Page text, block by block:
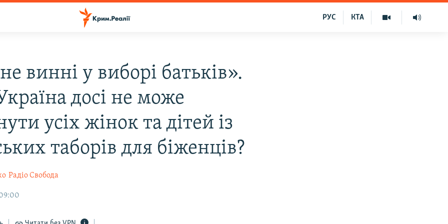
КТА
РУС
винні у виборі батьків».
досі не може
усіх жінок та дітей із
таборів для біженців?
Радіо Свобода